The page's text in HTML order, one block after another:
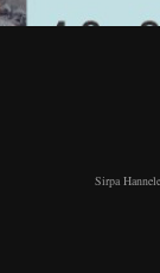
Sirpa